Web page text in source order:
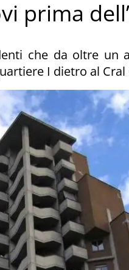
prima
che da oltre un
I dietro al Cral